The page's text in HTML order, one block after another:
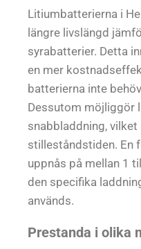
Litiumbatterierna i
längre livslängd
syrabatterier. Detta
en mer
batterierna inte
Dessutom möjliggör
snabbladdning,
stilleståndstiden. En
uppnås på mellan 1
den specifika
används.
Prestanda i olika